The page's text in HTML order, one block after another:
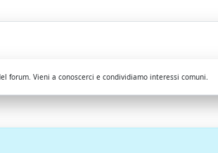
forum. Vieni a conoscerci e condividiamo interessi comuni.